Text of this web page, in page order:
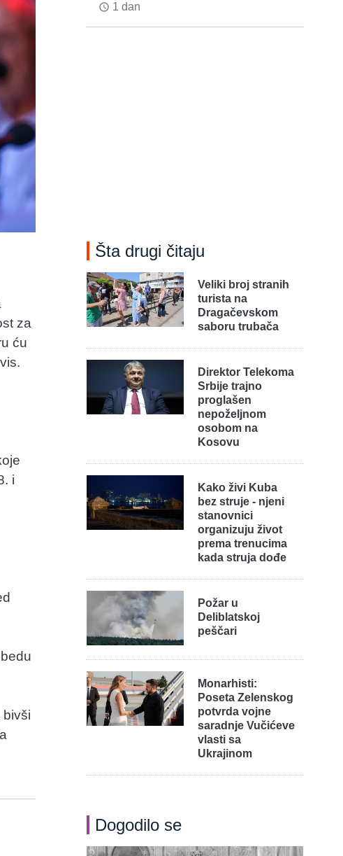
za
ću
i
bivši
access_time 1 dan
Šta drugi čitaju
Veliki broj stranih
turista na
Dragačevskom
saboru trubača
Direktor Telekoma
Srbije trajno
proglašen
nepoželjnom
osobom na
Kosovu
Kako živi Kuba
bez struje - njeni
stanovnici
organizuju život
prema trenucima
kada struja dođe
Požar u
Deliblatskoj
peščari
Monarhisti:
Poseta Zelenskog
potvrda vojne
saradnje Vučićeve
vlasti sa
Ukrajinom
Dogodilo se